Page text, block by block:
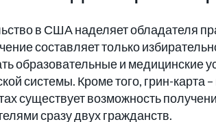
в США наделяет обладателя
составляет только
образовательные и медицинские
системы. Кроме того, грин-карта
существует возможность
сразу двух гражданств.